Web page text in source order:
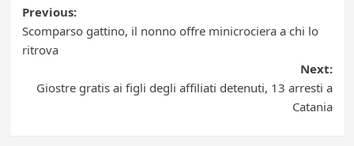
Post
navigation
Previous:
Scomparso gattino, il nonno offre minicrociera a chi lo
ritrova
Next:
Giostre gratis ai figli degli affiliati detenuti, 13 arresti a
Catania